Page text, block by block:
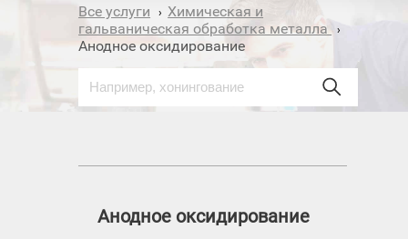
Все услуги ›Химическая и
гальваническая обработка металла ›
Анодное оксидирование
Анодное оксидирование